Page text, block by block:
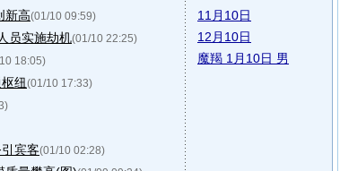
新高(01/10 09:59)
员实施劫机(01/10 22:25)
18:05)
纽(01/10 17:33)
宾客(01/10 02:28)
11月10日
12月10日
魔羯 1月10日 男